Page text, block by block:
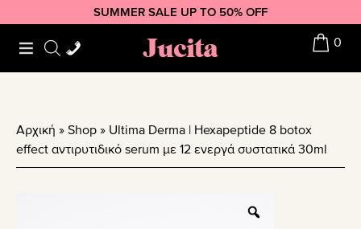
to
primary
to
main
to
footer
SUMMER SALE UP TO 50% OFF
Jucita 0
Αρχική » Shop » Ultima Derma | Hexapeptide 8 botox
effect αντιρυτιδικό serum με 12 ενεργά συστατικά 30ml